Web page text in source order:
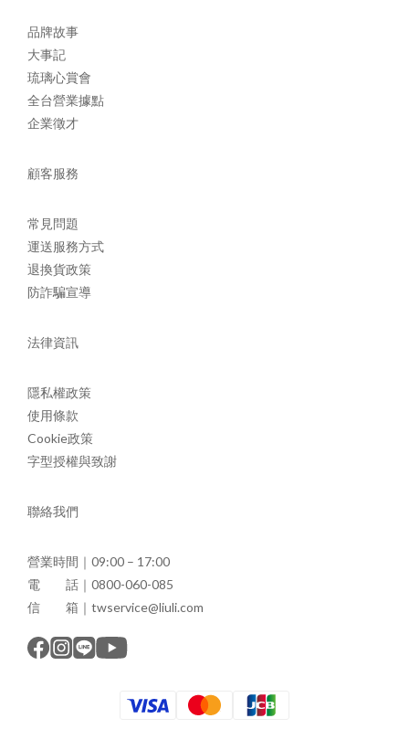
品牌故事
大事記
琉璃心賞會
全台營業據點
企業徵才
顧客服務
常見問題
運送服務方式
退換貨政策
防詐騙宣導
法律資訊
隱私權政策
使用條款
Cookie政策
字型授權與致謝
聯絡我們
營業時間｜09:00 – 17:00
電 話｜0800-060-085
信 箱｜twservice@liuli.com